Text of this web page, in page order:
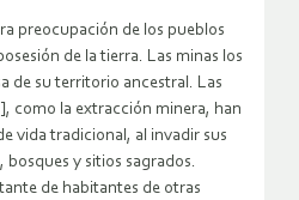
preocupación de los pueblos
de la tierra. Las minas los
de su territorio ancestral. Las
como la extracción minera, han
vida tradicional, al invadir sus
y sitios sagrados.
de habitantes de otras